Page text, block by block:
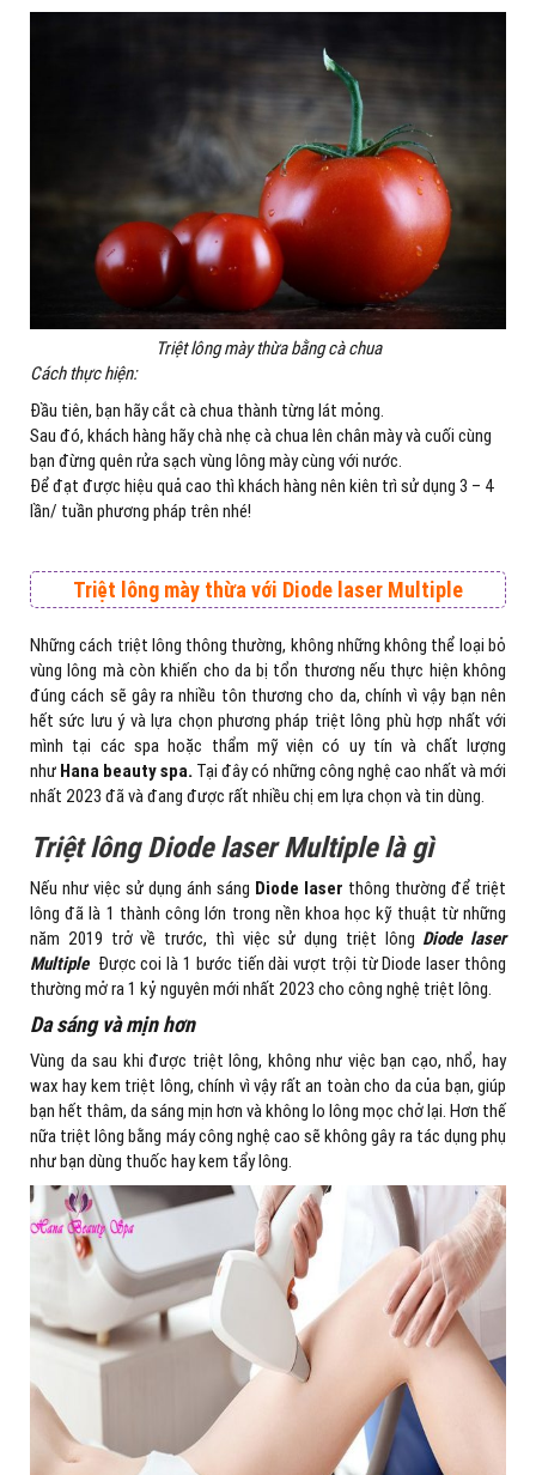
Triệt lông mày thừa bằng cà chua
Cách thực hiện:
Đầu tiên, bạn hãy cắt cà chua thành từng lát mỏng.
Sau đó, khách hàng hãy chà nhẹ cà chua lên chân mày và cuối cùng
bạn đừng quên rửa sạch vùng lông mày cùng với nước.
Để đạt được hiệu quả cao thì khách hàng nên kiên trì sử dụng 3 – 4
lần/ tuần phương pháp trên nhé!
Triệt lông mày thừa với Diode laser Multiple
Những cách triệt lông thông thường, không những không thể loại bỏ
vùng lông mà còn khiến cho da bị tổn thương nếu thực hiện không
đúng cách sẽ gây ra nhiều tôn thương cho da, chính vì vậy bạn nên
hết sức lưu ý và lựa chọn phương pháp triệt lông phù hợp nhất với
mình tại các spa hoặc thẩm mỹ viện có uy tín và chất lượng
như Hana beauty spa. Tại đây có những công nghệ cao nhất và mới
nhất 2023 đã và đang được rất nhiều chị em lựa chọn và tin dùng.
Triệt lông Diode laser Multiple là gì
Nếu như việc sử dụng ánh sáng Diode laser thông thường để triệt
lông đã là 1 thành công lớn trong nền khoa học kỹ thuật từ những
năm 2019 trở về trước, thì việc sử dụng triệt lông Diode laser
MultipleĐược coi là 1 bước tiến dài vượt trội từ Diode laser thông
thường mở ra 1 kỷ nguyên mới nhất 2023 cho công nghệ triệt lông.
Da sáng và mịn hơn
Vùng da sau khi được triệt lông, không như việc bạn cạo, nhổ, hay
wax hay kem triệt lông, chính vì vậy rất an toàn cho da của bạn, giúp
bạn hết thâm, da sáng mịn hơn và không lo lông mọc chở lại. Hơn thế
nữa triệt lông bằng máy công nghệ cao sẽ không gây ra tác dụng phụ
như bạn dùng thuốc hay kem tẩy lông.